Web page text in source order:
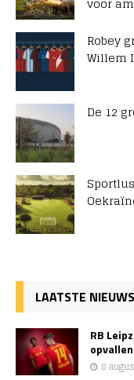
Robey
Willem
De 12
LAATSTE NIEUWS
RB
8